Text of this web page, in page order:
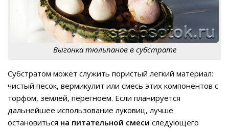
Выгонка тюльпанов в субстрате
Субстратом может служить пористый легкий материал:
чистый песок, вермикулит или смесь этих компонентов с
торфом, землей, перегноем. Если планируется
дальнейшее использование луковиц, лучше
остановиться на питательной смеси следующего